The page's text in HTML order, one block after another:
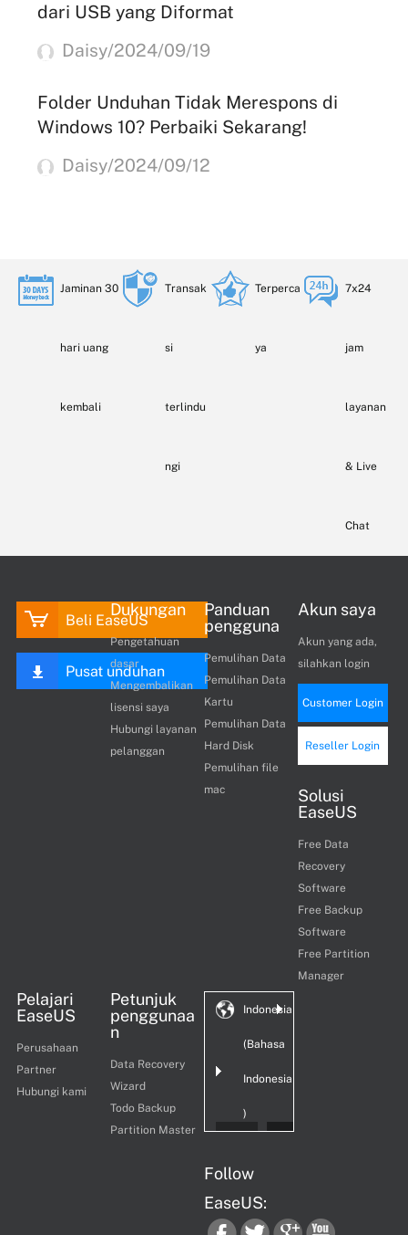
dari USB yang Diformat
Daisy/2024/09/19
Folder Unduhan Tidak Merespons di
Windows 10? Perbaiki Sekarang!
Daisy/2024/09/12
Jaminan 30
hari uang
kembali
Transak
si
terlindu
ngi
Terperca
ya
7x24
jam
layanan
& Live
Chat
Beli EaseUS
Pusat unduhan
Dukungan
Pengetahuan
dasar
Mengembalikan
lisensi saya
Hubungi layanan
pelanggan
Panduan
pengguna
Pemulihan Data
Pemulihan Data
Kartu
Pemulihan Data
Hard Disk
Pemulihan file
mac
Akun saya
Akun yang ada,
silahkan login
Customer Login
Reseller Login
Solusi
EaseUS
Free Data
Recovery
Software
Free Backup
Software
Free Partition
Manager
Pelajari
EaseUS
Perusahaan
Partner
Hubungi kami
Petunjuk
penggunaa
n
Data Recovery
Wizard
Todo Backup
Partition Master
Indonesia
(Bahasa
Indonesia
)
Follow
EaseUS: